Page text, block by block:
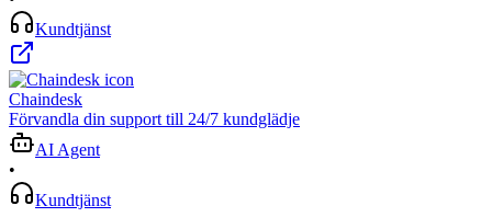
Kundtjänst
Chaindesk
Förvandla din support till 24/7 kundglädje
AI Agent
•
Kundtjänst